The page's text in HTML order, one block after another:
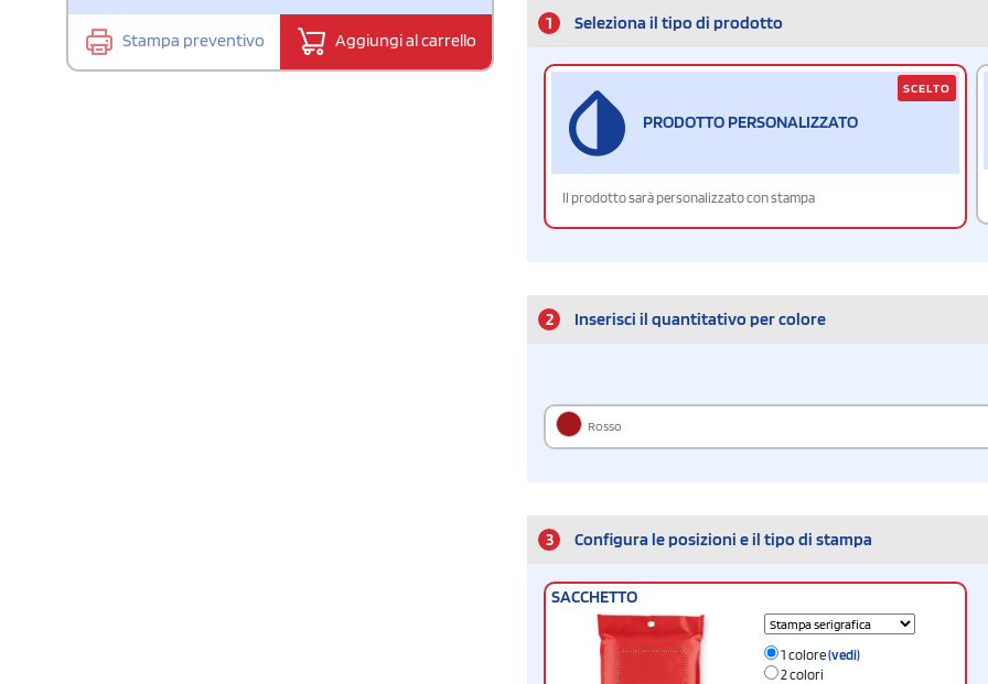
Stampa preventivo Aggiungi al carrello
1 Seleziona il tipo di prodotto
PRODOTTO PERSONALIZZATO
Il prodotto sarà personalizzato con stampa
SCELTO
2 Inserisci il quantitativo per colore
Rosso
3 Configura le posizioni e il tipo di stampa
SACCHETTO
1 colore(vedi)
2 colori